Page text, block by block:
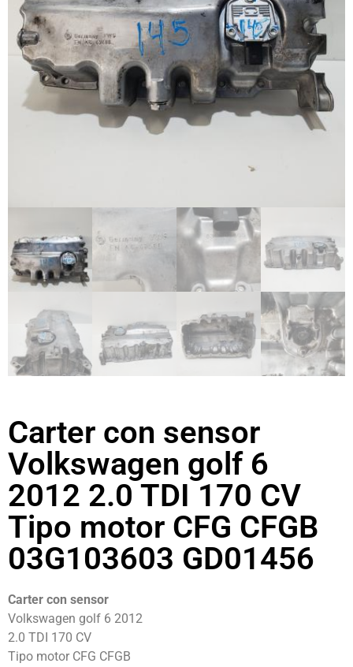
Carter con sensor
Volkswagen golf 6
2012 2.0 TDI 170 CV
Tipo motor CFG CFGB
03G103603 GD01456
Carter con sensor
Volkswagen golf 6 2012
2.0 TDI 170 CV
Tipo motor CFG CFGB